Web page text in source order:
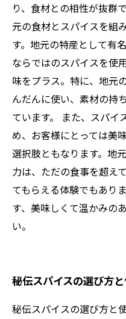
り、食材との相性が抜群
元の食材とスパイスを組
す。地元の特産として有
ならではのスパイスを使
味をプラス。特に、地元
んだんに使い、素材の持
ています。 また、スパイ
め、お客様にとっては美
選択肢ともなります。地
力は、ただの食事を超え
てもらえる体験でもあり
す、美味しくて温かみの
い。
秘伝スパイスの選び方
秘伝スパイスの選び方と